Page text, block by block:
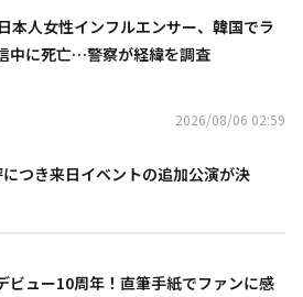
本人女性インフルエンサー、韓国でラ
中に死亡…警察が経緯を調査
2026/08/06 02:59
つき来日イベントの追加公演が決
ビュー10周年！直筆手紙でファンに感